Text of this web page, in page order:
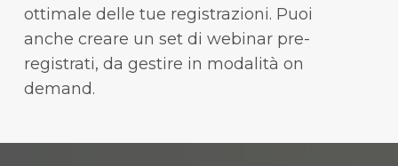
ottimale delle tue registrazioni. Puoi
anche creare un set di webinar pre-
registrati, da gestire in modalità on
demand.